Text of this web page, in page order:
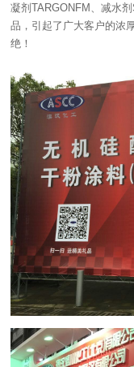
凝剂TARGONFM、减水
品，引起了广大客户的浓
绝！